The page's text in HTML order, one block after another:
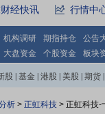
经快讯 行情中
机构调研 期指持仓
公告
大盘资金 个股资金 板块
股 基金 港股 美股 期货
析 > 正虹科技 > 正虹科技-